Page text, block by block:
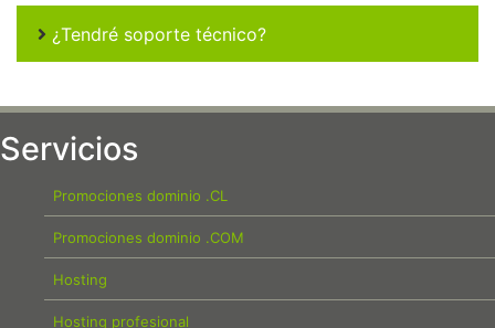
¿Tendré soporte técnico?
Servicios
Promociones dominio .CL
Promociones dominio .COM
Hosting
Hosting profesional